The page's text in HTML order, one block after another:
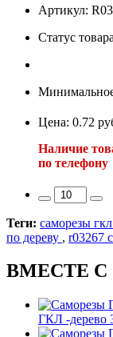
Артикул:
Статус
Минимальное
Цена: 0.72
Наличие
по телефону
Теги: саморезы
по дереву , r03267
ВМЕСТЕ
ГКЛ -дерево